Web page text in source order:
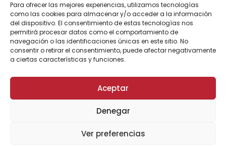
Para ofrecer las mejores experiencias, utilizamos tecnologías
como las cookies para almacenar y/o acceder a la información
del dispositivo. El consentimiento de estas tecnologías nos
permitirá procesar datos como el comportamiento de
navegación o las identificaciones únicas en este sitio. No
consentir o retirar el consentimiento, puede afectar negativamente
a ciertas características y funciones.
Aceptar
Denegar
Ver preferencias
25196 Lleida
CONOCE NOVACOOP